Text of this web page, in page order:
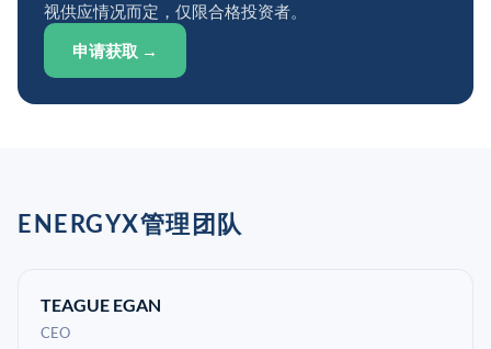
视供应情况而定，仅限合格投资者。
申请获取 →
ENERGYX管理团队
TEAGUE EGAN
CEO